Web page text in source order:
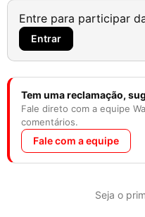
Entre para participar
Entrar
Tem uma reclamação,
Fale direto com a equipe
comentários.
Fale com a equipe
Seja o